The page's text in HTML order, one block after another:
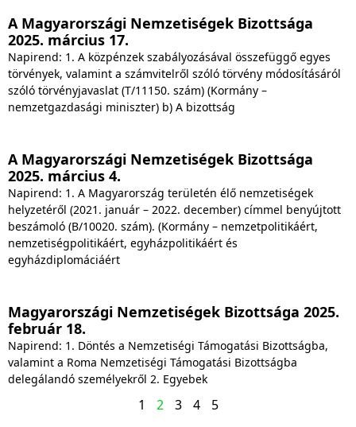
A Magyarországi Nemzetiségek Bizottsága
2025. március 17.
Napirend: 1. A közpénzek szabályozásával összefüggő egyes
törvények, valamint a számvitelről szóló törvény módosításáról
szóló törvényjavaslat (T/11150. szám) (Kormány –
nemzetgazdasági miniszter) b) A bizottság
A Magyarországi Nemzetiségek Bizottsága
2025. március 4.
Napirend: 1. A Magyarország területén élő nemzetiségek
helyzetéről (2021. január – 2022. december) címmel benyújtott
beszámoló (B/10020. szám). (Kormány – nemzetpolitikáért,
nemzetiségpolitikáért, egyházpolitikáért és
egyházdiplomáciáért
Magyarországi Nemzetiségek Bizottsága 2025.
február 18.
Napirend: 1. Döntés a Nemzetiségi Támogatási Bizottságba,
valamint a Roma Nemzetiségi Támogatási Bizottságba
delegálandó személyekről 2. Egyebek
1 2 3 4 5